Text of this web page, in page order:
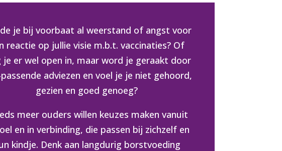
je bij voorbaat al weerstand of angst voor
reactie op jullie visie m.b.t. vaccinaties? Of
je er wel open in, maar word je geraakt door
adviezen en voel je je niet gehoord,
gezien en goed genoeg?
meer ouders willen keuzes maken vanuit
en in verbinding, die passen bij zichzelf en
kindje. Denk aan langdurig borstvoeding